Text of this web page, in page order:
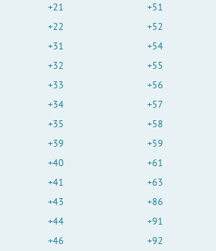
+21
+22
+31
+32
+33
+34
+35
+39
+40
+41
+43
+44
+46
+51
+52
+54
+55
+56
+57
+58
+59
+61
+63
+86
+91
+92